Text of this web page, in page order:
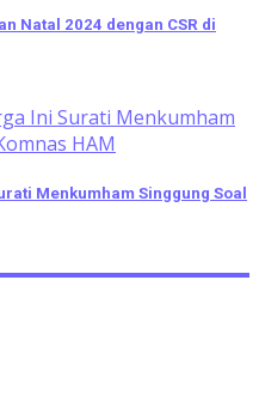
Natal 2024 dengan CSR di
Menkumham Singgung Soal